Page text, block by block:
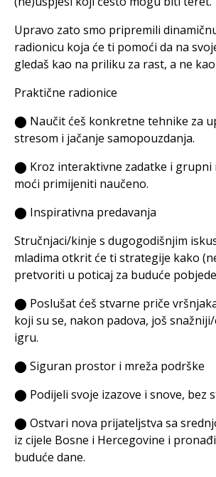
Upravo zato smo pripremili
radionicu koja će ti pomoći da na
gledaš kao na priliku za rast, a ne
Praktične radionice
⬤ Naučit ćeš konkretne tehnike za
stresom i jačanje samopouzdanja.
⬤ Kroz interaktivne zadatke i grupni
moći primijeniti naučeno.
⬤ Inspirativna predavanja
Stručnjaci/kinje s dugogodišnjim
mladima otkrit će ti strategije kako
pretvoriti u poticaj za buduće
⬤ Poslušat ćeš stvarne priče
koji su se, nakon padova, još
igru.
⬤ Siguran prostor i mreža podrške
⬤ Podijeli svoje izazove i snove, bez
⬤ Ostvari nova prijateljstva sa
iz cijele Bosne i Hercegovine i
buduće dane.